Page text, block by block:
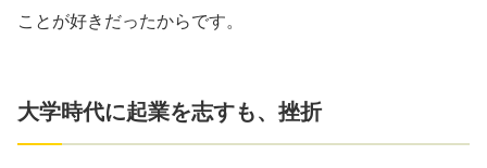
ことが好きだったからです。
大学時代に起業を志すも、挫折